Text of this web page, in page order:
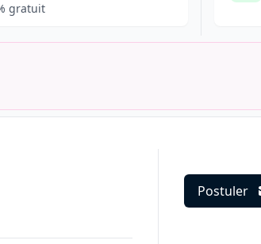
gratuit
Postuler